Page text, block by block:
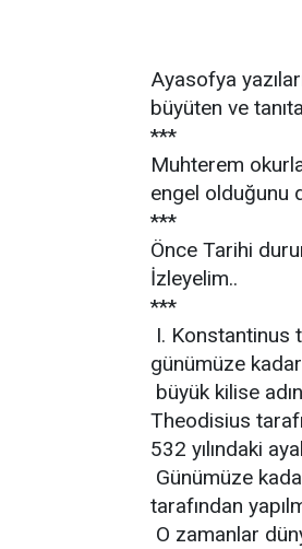
Ayasofya
büyüten ve
***
Muhterem
engel olduğunu
***
Önce Tarihi
İzleyelim..
***
I. Konstantinus
günümüze kadar
büyük kilise
Theodisius
532 yılındaki
Günümüze
tarafından
O zamanlar